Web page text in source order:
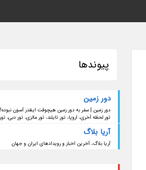
پیوندها
دور زمین
دور زمین | سفر به دور زمین هیچوقت اینقدر آسون نبوده!
تور لحظه آخری، اروپا، تور تایلند، تور مالزی، تور دبی،
آریا بلاگ
آریا بلاگ، آخرین اخبار و رویدادهای ایران و جهان